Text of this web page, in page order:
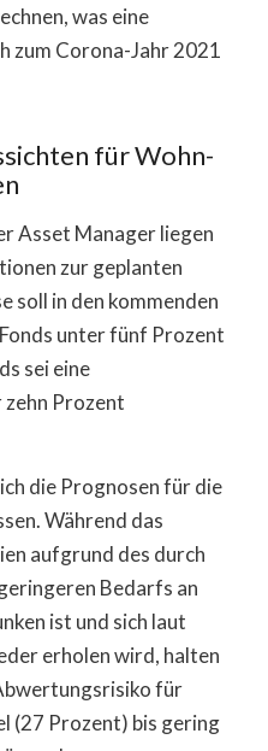
was eine
zum Corona-Jahr 2021
für Wohn-
Asset Manager liegen
zur geplanten
soll in den kommenden
unter fünf Prozent
sei eine
Prozent
die Prognosen für die
Während das
aufgrund des durch
Bedarfs an
ist und sich laut
erholen wird, halten
für
(27 Prozent) bis gering